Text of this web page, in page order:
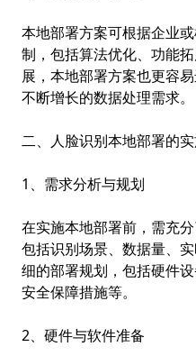
本地部署方案可根据企业
制，包括算法优化、功能
展，本地部署方案也更容
不断增长的数据处理需求。
二、人脸识别本地部署的
1、需求分析与规划
在实施本地部署前，需充
包括识别场景、数据量、
细的部署规划，包括硬件
安全保障措施等。
2、硬件与软件准备